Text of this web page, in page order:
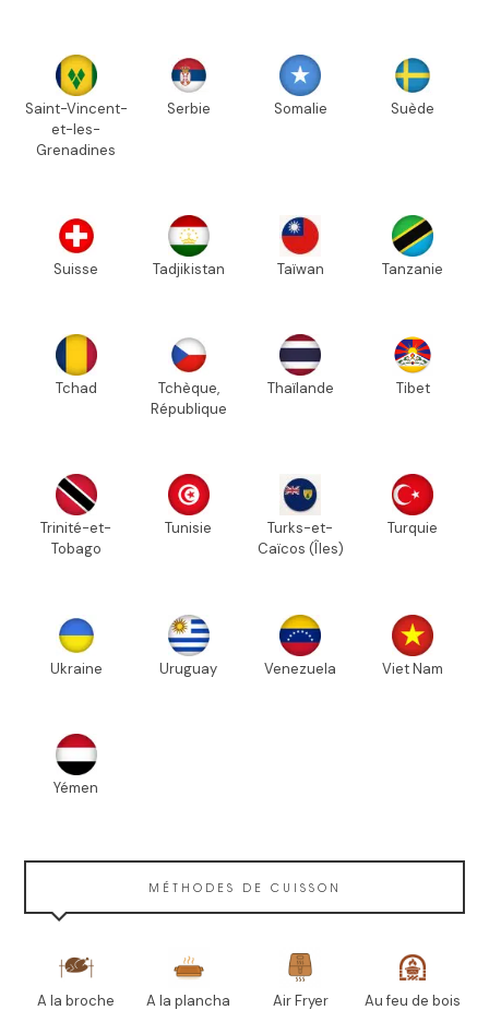
Saint-Vincent-
et-les-
Grenadines
Serbie Somalie Suède
Suisse Tadjikistan Taïwan Tanzanie
Tchad
Tchèque,
République
Thaïlande Tibet
Trinité-et-
Tobago
Tunisie
Turks-et-
Caïcos (Îles)
Turquie
Ukraine Uruguay Venezuela Viet Nam
Yémen
MÉTHODES DE CUISSON
A la broche A la plancha Air Fryer Au feu de bois